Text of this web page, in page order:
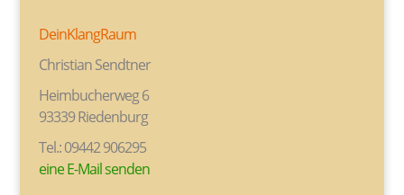
DeinKlangRaum
Christian Sendtner
Heimbucherweg 6
93339 Riedenburg
Tel.: 09442 906295
eine E-Mail senden